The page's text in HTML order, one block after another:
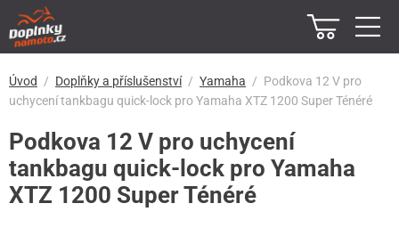
Úvod Doplňky a příslušenství Yamaha
Podkova 12 V pro
uchycení tankbagu quick-lock pro Yamaha XTZ 1200 Super Ténéré
Podkova 12 V pro uchycení
tankbagu quick-lock pro Yamaha
XTZ 1200 Super Ténéré